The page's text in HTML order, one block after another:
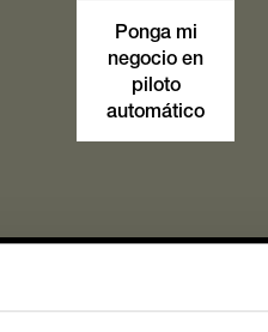
Ponga mi
negocio en
piloto
automático